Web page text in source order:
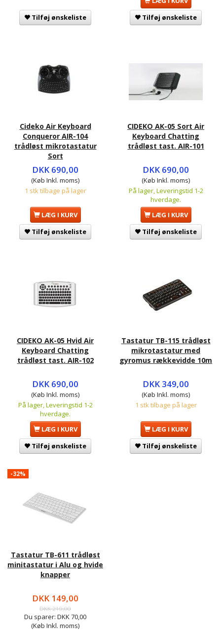
Tilføj ønskeliste
Tilføj ønskeliste
Cideko Air Keyboard
Conqueror AIR-104
trådløst mikrotastatur
Sort
DKK 690,00
(Køb Inkl. moms)
1 stk tilbage på lager
LÆG I KURV
Tilføj ønskeliste
CIDEKO AK-05 Sort Air
Keyboard Chatting
trådløst tast. AIR-101
DKK 690,00
(Køb Inkl. moms)
På lager, Leveringstid 1-2
hverdage.
LÆG I KURV
Tilføj ønskeliste
CIDEKO AK-05 Hvid Air
Keyboard Chatting
trådløst tast. AIR-102
DKK 690,00
(Køb Inkl. moms)
På lager, Leveringstid 1-2
hverdage.
LÆG I KURV
Tilføj ønskeliste
Tastatur TB-115 trådløst
mikrotastatur med
gyromus rækkevidde 10m
DKK 349,00
(Køb Inkl. moms)
1 stk tilbage på lager
LÆG I KURV
Tilføj ønskeliste
-32%
Tastatur TB-611 trådløst
minitastatur i Alu og hvide
knapper
DKK 149,00
DKK 219,00
Du sparer: DKK 70,00
(Køb Inkl. moms)